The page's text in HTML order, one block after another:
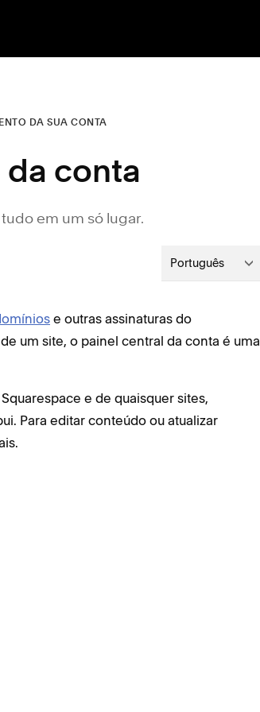
DA SUA CONTA
da conta
em um só lugar.
Português
e outras assinaturas do
um site, o painel central da conta é uma
e de quaisquer sites,
Para editar conteúdo ou atualizar